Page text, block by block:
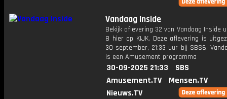
Vandaag Inside
Bekijk aflevering 32 van Vandaag Inside
8 hier op KIJK. Deze aflevering is
30 september, 21:33 uur bij SBS6.
is een Amusement programma
30-09-2025 21:33
SBS
Amusement.TV
Mensen.TV
Nieuws.TV